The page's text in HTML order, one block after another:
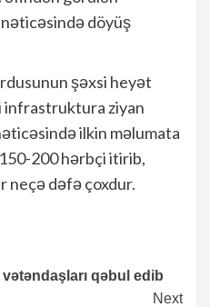
döyüş
şəxsi heyət
infrastruktura ziyan
ilkin məlumata
200 hərbçi itirib,
neçə dəfə çoxdur.
qəbul edib
Next